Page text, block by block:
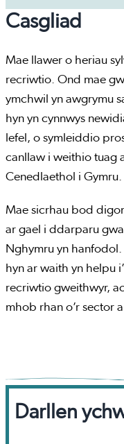
Casgliad
Mae llawer o heriau
recriwtio. Ond mae
ymchwil yn awgrymu
hyn yn cynnwys
lefel, o symleiddio
canllaw i weithio tuag
Cenedlaethol i Gymru.
Mae sicrhau bod
ar gael i ddarparu
Nghymru yn
hyn ar waith yn helpu
recriwtio gweithwyr,
mhob rhan o’r sector
Darllen